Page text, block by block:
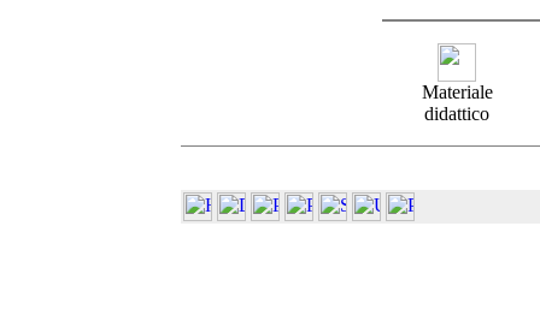
Materiale
didattico